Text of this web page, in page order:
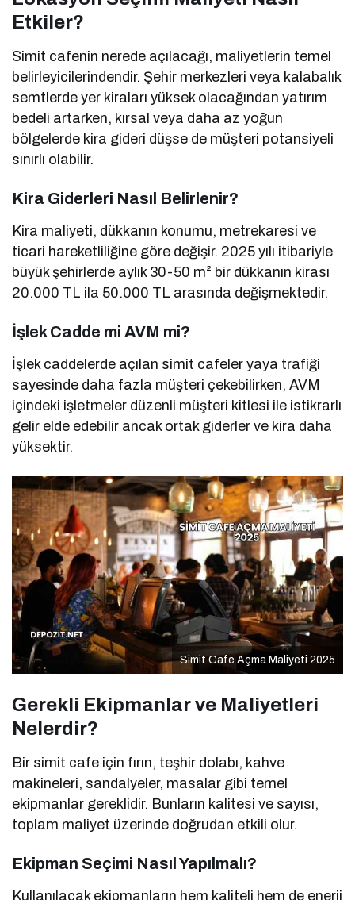
Etkiler?
Simit cafenin nerede açılacağı, maliyetlerin temel
belirleyicilerindendir. Şehir merkezleri veya kalabalık
semtlerde yer kiraları yüksek olacağından yatırım
bedeli artarken, kırsal veya daha az yoğun
bölgelerde kira gideri düşse de müşteri potansiyeli
sınırlı olabilir.
Kira Giderleri Nasıl Belirlenir?
Kira maliyeti, dükkanın konumu, metrekaresi ve
ticari hareketliliğine göre değişir. 2025 yılı itibariyle
büyük şehirlerde aylık 30-50 m² bir dükkanın kirası
20.000 TL ila 50.000 TL arasında değişmektedir.
İşlek Cadde mi AVM mi?
İşlek caddelerde açılan simit cafeler yaya trafiği
sayesinde daha fazla müşteri çekebilirken, AVM
içindeki işletmeler düzenli müşteri kitlesi ile istikrarlı
gelir elde edebilir ancak ortak giderler ve kira daha
yüksektir.
Simit Cafe Açma Maliyeti 2025
Gerekli Ekipmanlar ve Maliyetleri
Nelerdir?
Bir simit cafe için fırın, teşhir dolabı, kahve
makineleri, sandalyeler, masalar gibi temel
ekipmanlar gereklidir. Bunların kalitesi ve sayısı,
toplam maliyet üzerinde doğrudan etkili olur.
Ekipman Seçimi Nasıl Yapılmalı?
Kullanılacak ekipmanların hem kaliteli hem de enerji